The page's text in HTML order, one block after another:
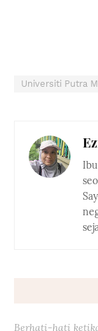
Universiti Putra
Berhati-hati